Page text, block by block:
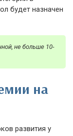
будет назначен
не больше 10-
на
развития у